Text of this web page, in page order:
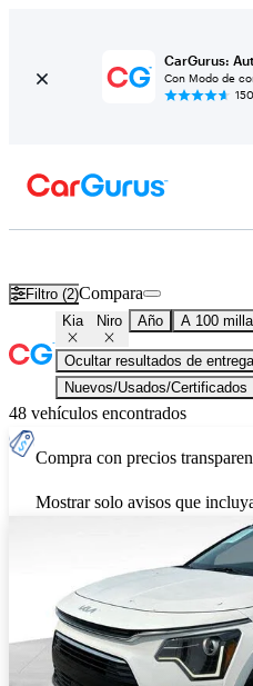
CarGurus:
Con Modo de
Filtro (2)Compara
Kia Niro Año A 100
Ocultar resultados de entrega
Nuevos/Usados/Certificados
48 vehículos encontrados
Compra con precios
Mostrar solo avisos que